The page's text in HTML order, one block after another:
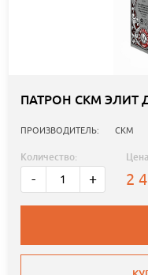
ПАТРОН СКМ ЭЛИТ
ПРОИЗВОДИТЕЛЬ: СКМ
Количество:
- + 2